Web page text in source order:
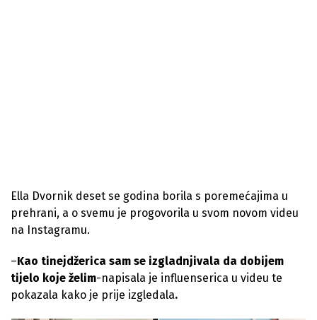
Ella Dvornik deset se godina borila s poremećajima u
prehrani, a o svemu je progovorila u svom novom videu
na Instagramu.
–Kao tinejdžerica sam se izgladnjivala da dobijem
tijelo koje želim-napisala je influenserica u videu te
pokazala kako je prije izgledala.